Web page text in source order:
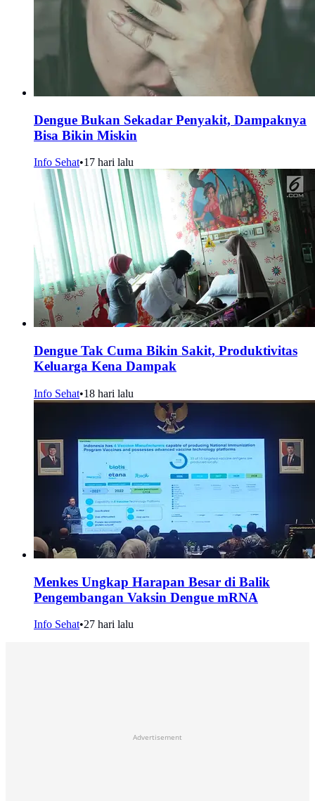
Dengue Bukan Sekadar Penyakit, Dampaknya
Bisa Bikin Miskin
Info Sehat•17 hari lalu
Dengue Tak Cuma Bikin Sakit, Produktivitas
Keluarga Kena Dampak
Info Sehat•18 hari lalu
Menkes Ungkap Harapan Besar di Balik
Pengembangan Vaksin Dengue mRNA
Info Sehat•27 hari lalu
Advertisement